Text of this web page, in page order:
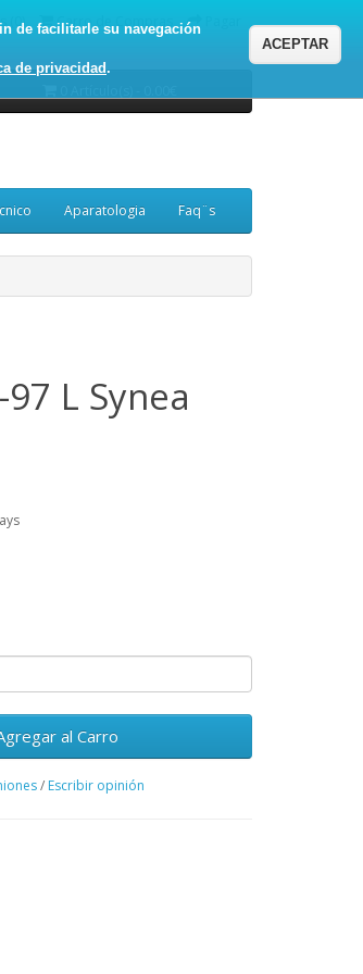
de facilitarle su navegación
de privacidad.
ACEPTAR
(0) Carro de Compras
Aparatologia Faq¨s
L Synea
al Carro
/ Escribir opinión